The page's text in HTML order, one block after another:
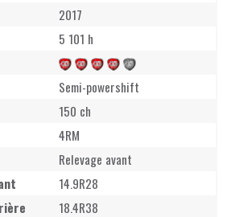
2017
5 101 h
Semi-powershift
150 ch
4RM
Relevage avant
14.9R28
18.4R38